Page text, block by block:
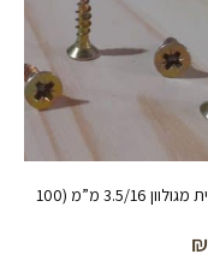
בורג סיבית מגולוון 3.5/16 מ”מ (100
₪